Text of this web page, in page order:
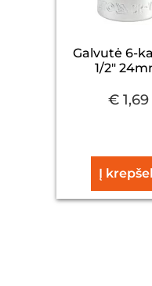
Galvutė 6-
1/2″
€1,69
Į